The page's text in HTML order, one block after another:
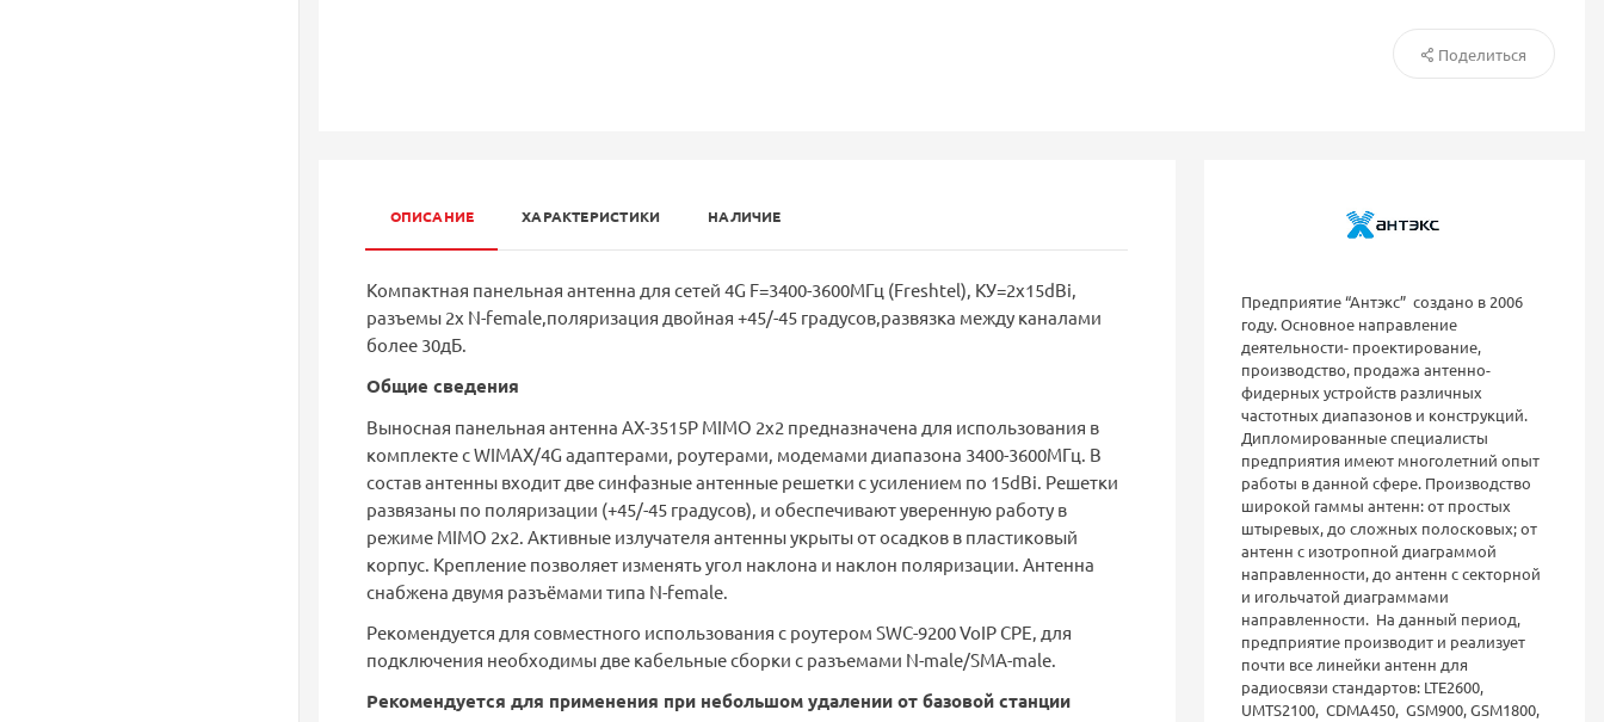
Поделиться
ОПИСАНИЕ ХАРАКТЕРИСТИКИ НАЛИЧИЕ
Компактная панельная антенна для сетей 4G F=3400-3600МГц (Freshtel), КУ=2х15dBi,
разъемы 2х N-female,поляризация двойная +45/-45 градусов,развязка между каналами
более 30дБ.
Общие сведения
Выносная панельная антенна AX-3515P MIMO 2x2 предназначена для использования в
комплекте c WIMAX/4G адаптерами, роутерами, модемами диапазона 3400-3600МГц. В
состав антенны входит две синфазные антенные решетки с усилением по 15dBi. Решетки
развязаны по поляризации (+45/-45 градусов), и обеспечивают уверенную работу в
режиме MIMO 2x2. Активные излучателя антенны укрыты от осадков в пластиковый
корпус. Крепление позволяет изменять угол наклона и наклон поляризации. Антенна
снабжена двумя разъёмами типа N-female.
Рекомендуется для совместного использования с роутером SWC-9200 VoIP CPE, для
подключения необходимы две кабельные сборки с разъемами N-male/SMA-male.
Рекомендуется для применения при небольшом удалении от базовой станции
Предприятие “Антэкс” создано в 2006
году. Основное направление
деятельности- проектирование,
производство, продажа антенно-
фидерных устройств различных
частотных диапазонов и конструкций.
Дипломированные специалисты
предприятия имеют многолетний опыт
работы в данной сфере. Производство
широкой гаммы антенн: от простых
штыревых, до сложных полосковых; от
антенн с изотропной диаграммой
направленности, до антенн с секторной
и игольчатой диаграммами
направленности. На данный период,
предприятие производит и реализует
почти все линейки антенн для
радиосвязи стандартов: LTE2600,
UMTS2100, CDMA450, GSM900, GSM1800,